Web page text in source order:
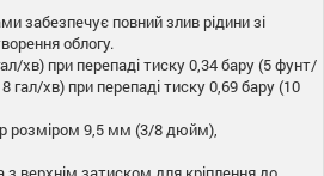
забезпечує повний злив рідини зі
облогу.
хв) при перепаді тиску 0,34 бару (5 фунт/
гал/хв) при перепаді тиску 0,69 бару (10
розміром 9,5 мм (3/8 дюйм),